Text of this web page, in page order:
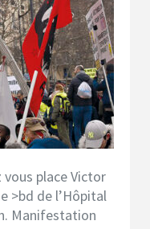
place Victor
>bd de l’Hôpital
Manifestation